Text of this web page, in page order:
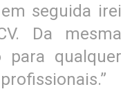
seguida irei
Da mesma
para qualquer